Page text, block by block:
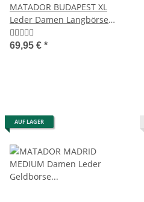
MATADOR BUDAPEST XL
Leder Damen Langbörse
Geldbörse 5 Farben
69,95 € *
AUF LAGER